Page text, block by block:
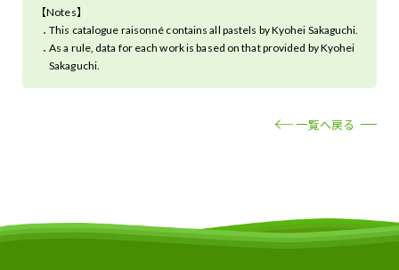
【Notes】
This catalogue raisonné contains all pastels by Kyohei Sakaguchi.
As a rule, data for each work is based on that provided by Kyohei
Sakaguchi.
一覧へ戻る